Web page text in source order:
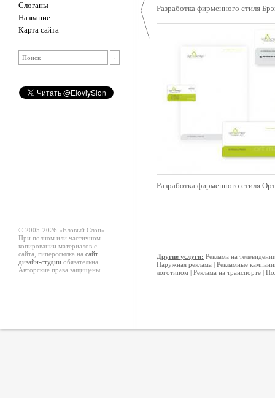
Слоганы
Название
Карта сайта
Разработка фирменного стиля
Разработка фирменного стиля
© 2005-2026 «Еловый Cлон».
При полном или частичном
копировании материалов с
сайта, гиперссылка на сайт
дизайн-студии обязательна.
Авторские права защищены.
Другие услуги: Реклама на
Наружная реклама | Рекламные
логотипом | Реклама на транспорте |